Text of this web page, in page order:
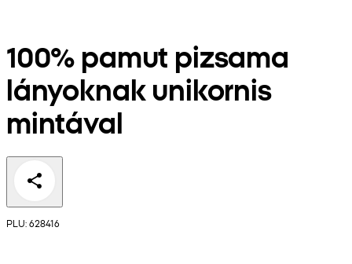
100% pamut pizsama
lányoknak unikornis
mintával
PLU: 628416